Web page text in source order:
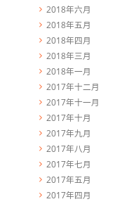
2018年六月
2018年五月
2018年四月
2018年三月
2018年一月
2017年十二月
2017年十一月
2017年十月
2017年九月
2017年八月
2017年七月
2017年五月
2017年四月